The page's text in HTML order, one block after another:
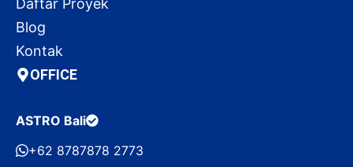
Daftar Proyek
Blog
Kontak
OFFICE
ASTRO Bali
+62 8787878 2773